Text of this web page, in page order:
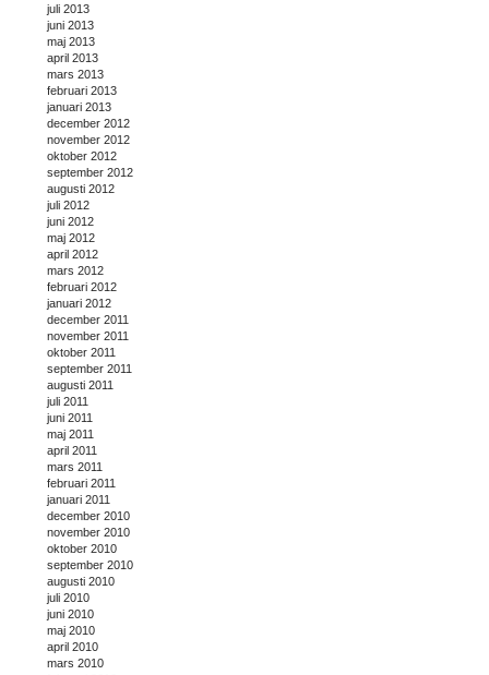
juli 2013
juni 2013
maj 2013
april 2013
mars 2013
februari 2013
januari 2013
december 2012
november 2012
oktober 2012
september 2012
augusti 2012
juli 2012
juni 2012
maj 2012
april 2012
mars 2012
februari 2012
januari 2012
december 2011
november 2011
oktober 2011
september 2011
augusti 2011
juli 2011
juni 2011
maj 2011
april 2011
mars 2011
februari 2011
januari 2011
december 2010
november 2010
oktober 2010
september 2010
augusti 2010
juli 2010
juni 2010
maj 2010
april 2010
mars 2010